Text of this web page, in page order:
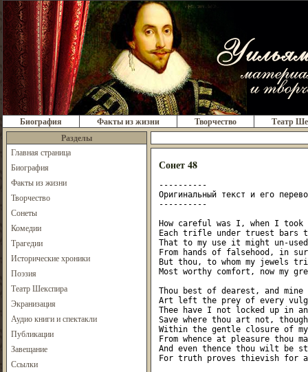
Биография Факты из жизни Творчество
Театр
Разделы
Главная страница
Биография
Факты из жизни
Творчество
Сонеты
Комедии
Трагедии
Исторические хроники
Поэзия
Театр Шекспира
Экранизация
Аудио книги и спектакли
Публикации
Завещание
Ссылки
Сонет 48
----------
Оригинальный текст и его
----------
How careful was I, when I took
Each trifle under truest bars
That to my use it might un-
From hands of falsehood, in
But thou, to whom my jewels
Most worthy comfort, now my
Thou best of dearest, and
Art left the prey of every
Thee have I not locked up in
Save where thou art not,
Within the gentle closure of
From whence at pleasure thou
And even thence thou wilt
For truth proves thievish for